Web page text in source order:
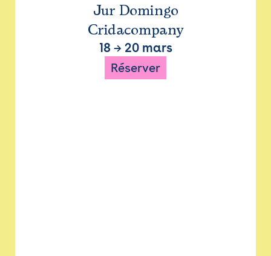
Jur Domingo
Cridacompany
18 → 20 mars
Réserver